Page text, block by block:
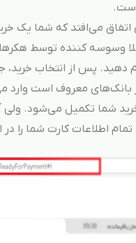
اتفاق می‌افتد که شما یک
وسوسه کننده توسط
دهید. پس از انتخاب خرید،
بانک‌های معروف است وارد
خرید شما تکمیل می‌شود. ولی
اطلاعات کارت شما را در